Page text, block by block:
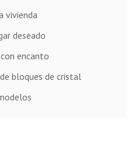
vivienda
deseado
encanto
bloques de cristal